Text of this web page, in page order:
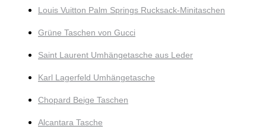
Louis Vuitton Palm Springs Rucksack-Minitaschen
Grüne Taschen von Gucci
Saint Laurent Umhängetasche aus Leder
Karl Lagerfeld Umhängetasche
Chopard Beige Taschen
Alcantara Tasche